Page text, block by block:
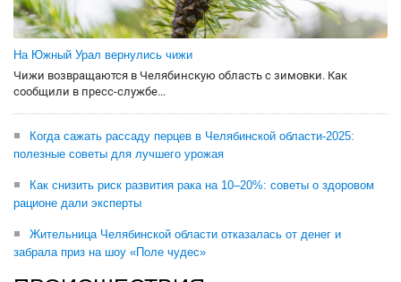
На Южный Урал вернулись чижи
Чижи возвращаются в Челябинскую область с зимовки. Как
сообщили в пресс-службе...
Когда сажать рассаду перцев в Челябинской области-2025:
полезные советы для лучшего урожая
Как снизить риск развития рака на 10–20%: советы о здоровом
рационе дали эксперты
Жительница Челябинской области отказалась от денег и
забрала приз на шоу «Поле чудес»